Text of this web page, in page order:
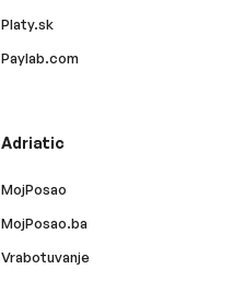
Platy.sk
Paylab.com
Adriatic
MojPosao
MojPosao.ba
Vrabotuvanje